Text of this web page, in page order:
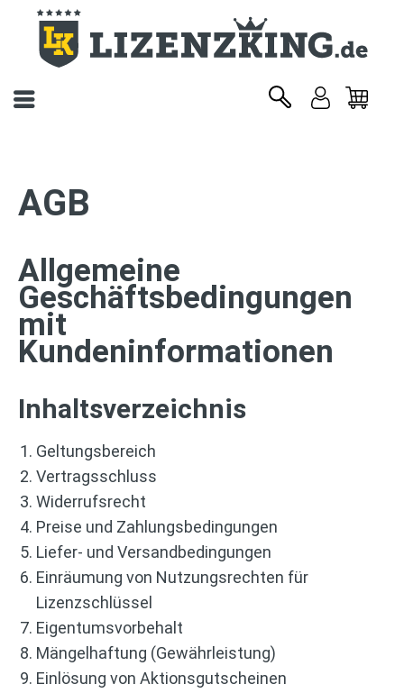
AGB
Allgemeine
Geschäftsbedingungen
mit
Kundeninformationen
Inhaltsverzeichnis
Geltungsbereich
Vertragsschluss
Widerrufsrecht
Preise und Zahlungsbedingungen
Liefer- und Versandbedingungen
Einräumung von Nutzungsrechten für
Lizenzschlüssel
Eigentumsvorbehalt
Mängelhaftung (Gewährleistung)
Einlösung von Aktionsgutscheinen